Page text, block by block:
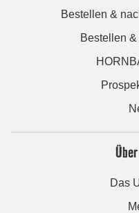
Bestellen &
Bestellen
Das